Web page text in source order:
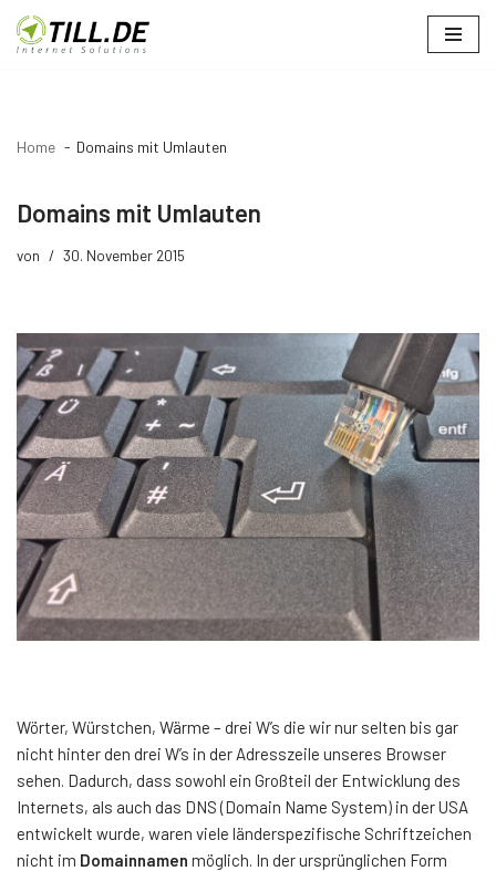
Zum
Home Domains mit Umlauten
Domains mit Umlauten
von 30. November 2015
Wörter, Würstchen, Wärme – drei W’s die wir nur selten bis gar
nicht hinter den drei W’s in der Adresszeile unseres Browser
sehen. Dadurch, dass sowohl ein Großteil der Entwicklung des
Internets, als auch das DNS (Domain Name System) in der USA
entwickelt wurde, waren viele länderspezifische Schriftzeichen
nicht im Domainnamen möglich. In der ursprünglichen Form